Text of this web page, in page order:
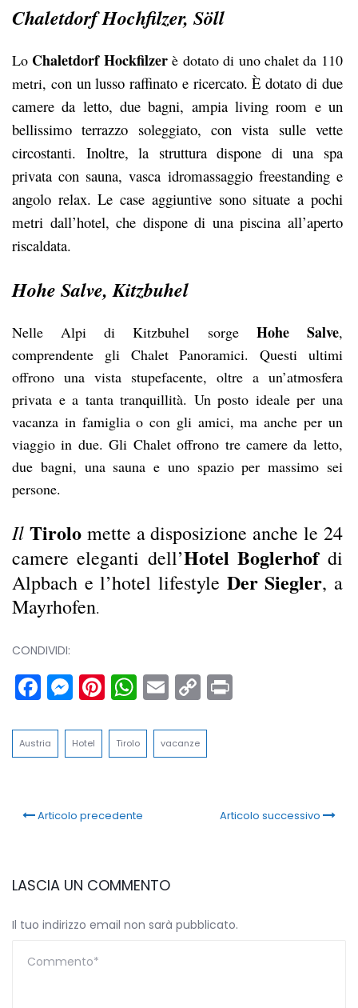
Chaletdorf Hochfilzer, Söll
Lo Chaletdorf Hockfilzerè dotato di uno chalet da 110
metri, con un lusso raffinato e ricercato. È dotato di due
camere da letto, due bagni, ampia living room e un
bellissimo terrazzo soleggiato, con vista sulle vette
circostanti. Inoltre, la struttura dispone di una spa
privata con sauna, vasca idromassaggio freestanding e
angolo relax. Le case aggiuntive sono situate a pochi
metri dall’hotel, che dispone di una piscina all’aperto
riscaldata.
Hohe Salve, Kitzbuhel
Nelle Alpi di Kitzbuhel sorge Hohe Salve,
comprendente gli Chalet Panoramici. Questi ultimi
offrono una vista stupefacente, oltre a un’atmosfera
privata e a tanta tranquillità. Un posto ideale per una
vacanza in famiglia o con gli amici, ma anche per un
viaggio in due. Gli Chalet offrono tre camere da letto,
due bagni, una sauna e uno spazio per massimo sei
persone.
Il Tirolomette a disposizione anche le 24
camere eleganti dell’Hotel Boglerhofdi
Alpbach e l’hotel lifestyle Der Siegler, a
Mayrhofen.
CONDIVIDI:
Facebook
Messenger
Pinterest
WhatsApp
Email
Copy
Austria Hotel Tirolo vacanze
Articolo precedente Articolo successivo
LASCIA UN COMMENTO
Il tuo indirizzo email non sarà pubblicato.